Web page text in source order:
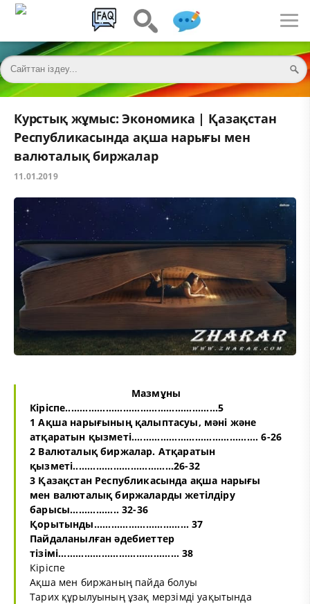
Курстық жұмыс: Экономика | Қазақстан
Республикасында ақша нарығы мен
валюталық биржалар
11.01.2019
Мазмұны
Кіріспе.....................................................5
1 Ақша нарығының қалыптасуы, мәні және
атқаратын қызметі............................................ 6-26
2 Валюталық биржалар. Атқаратын
қызметі...................................26-32
3 Қазақстан Республикасында ақша нарығы
мен валюталық биржаларды жетілдіру
барысы................. 32-36
Қорытынды................................. 37
Пайдаланылған әдебиеттер
тізімі.......................................... 38
Кіріспе
Ақша мен биржаның пайда болуы
Тарих құрылуының ұзақ мерзімді уақытында